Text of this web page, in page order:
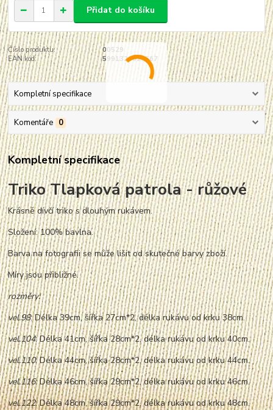
Přidat do košíku
Číslo produktu:
00529
EAN kód:
5991329626567
Kompletní specifikace
Komentáře 0
Kompletní specifikace
Triko Tlapková patrola - růžové
Krásné dívčí triko s dlouhým rukávem.
Složení: 100% bavlna.
Barva na fotografii se může lišit od skutečné barvy zboží.
Míry jsou přibližné.
rozměry:
vel.98: Délka 39cm, šířka 27cm*2, délka rukávu od krku 38cm.
vel.104: Délka 41cm, šířka 28cm*2, délka rukávu od krku 40cm.
vel.110: Délka 44cm, šířka 28cm*2, délka rukávu od krku 44cm.
vel.116: Délka 46cm, šířka 29cm*2, délka rukávu od krku 46cm.
vel.122: Délka 48cm, šířka 29cm*2, délka rukávu od krku 48cm.